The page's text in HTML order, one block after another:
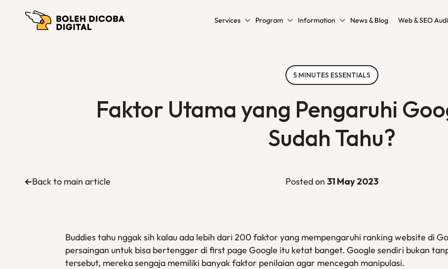
Services Program Information News & Blog Web & SEO
5 MINUTES ESSENTIALS
Faktor Utama yang Pengaruhi
Sudah Tahu?
Back to main article Posted on 31 May 2023
Buddies tahu nggak sih kalau ada lebih dari 200 faktor yang mempengaruhi ranking website di
persaingan untuk bisa bertengger di first page Google itu ketat banget. Google sendiri bukan
tersebut, mereka sengaja memiliki banyak faktor penilaian agar mencegah manipulasi.